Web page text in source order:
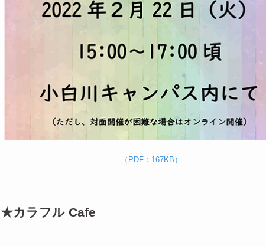
（PDF：167KB）
★カラフル Cafe